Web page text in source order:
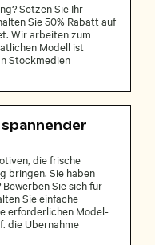
Setzen Sie Ihr
Sie 50% Rabatt auf
Wir arbeiten zum
Modell ist
Stockmedien
die frische
bringen. Sie haben
Sie sich für
Sie einfache
erforderlichen Model-
die Übernahme